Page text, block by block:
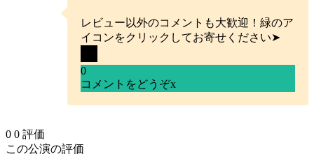
レビュー以外のコメントも大歓迎！緑のア
イコンをクリックしてお寄せください➤
0
コメントをどうぞx
0 0 評価
この公演の評価